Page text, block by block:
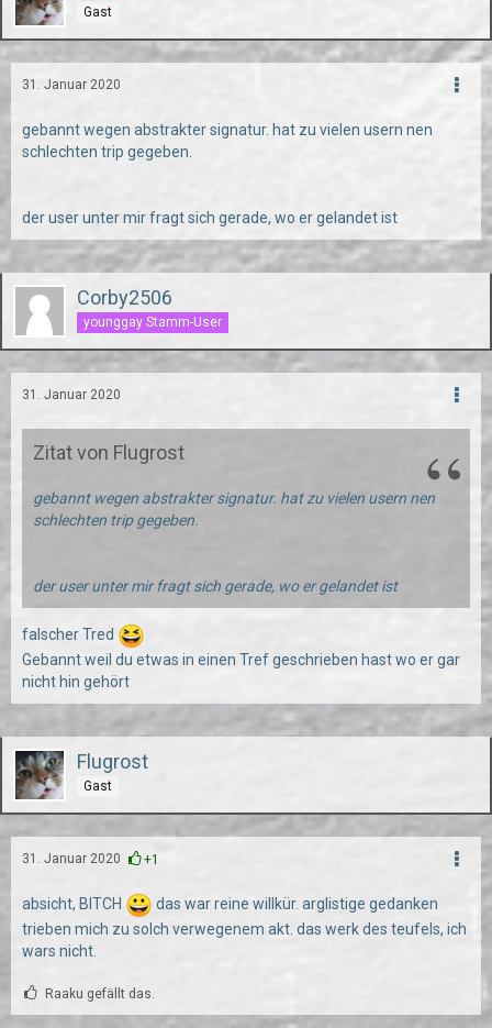
Gast
31. Januar 2020
gebannt wegen abstrakter signatur. hat zu vielen usern nen
schlechten trip gegeben.
der user unter mir fragt sich gerade, wo er gelandet ist
Corby2506
younggay Stamm-User
31. Januar 2020
Zitat von Flugrost
gebannt wegen abstrakter signatur. hat zu vielen usern nen
schlechten trip gegeben.
der user unter mir fragt sich gerade, wo er gelandet ist
falscher Tred
Gebannt weil du etwas in einen Tref geschrieben hast wo er gar
nicht hin gehört
Flugrost
Gast
31. Januar 2020 +1
absicht, BITCH
das war reine willkür. arglistige gedanken
trieben mich zu solch verwegenem akt. das werk des teufels, ich
wars nicht.
Raaku gefällt das.